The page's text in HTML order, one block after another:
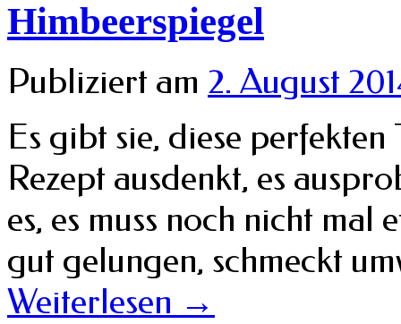
Himbeerspiegel
Publiziert am 2. August
Es gibt sie, diese
Rezept ausdenkt, es
es, es muss noch nicht mal
gut gelungen, schmeckt
Weiterlesen →